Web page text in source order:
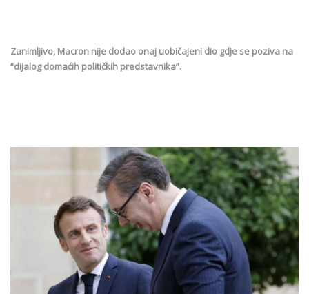
Zanimljivo, Macron nije dodao onaj uobičajeni dio gdje se poziva na
“dijalog domaćih političkih predstavnika”.